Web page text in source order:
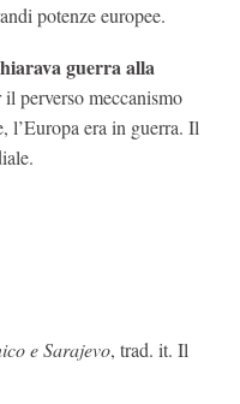
potenze europee.
guerra alla
perverso meccanismo
l’Europa era in guerra. Il
e Sarajevo, trad. it. Il